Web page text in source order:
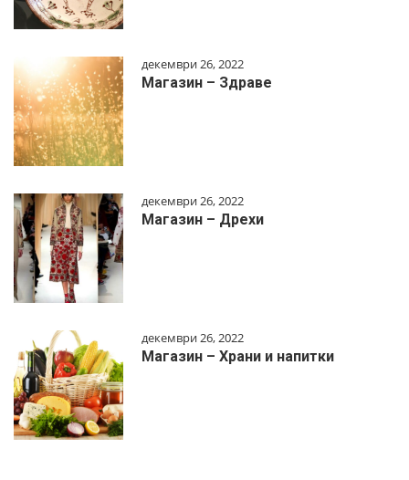
декември 26, 2022
Магазин – Здраве
декември 26, 2022
Магазин – Дрехи
декември 26, 2022
Магазин – Храни и напитки